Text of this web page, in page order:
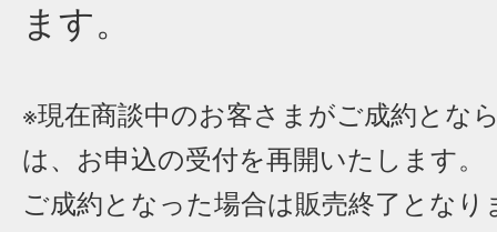
ます。
※現在商談中のお客さまがご成約とな
は、お申込の受付を再開いたします。
ご成約となった場合は販売終了となり